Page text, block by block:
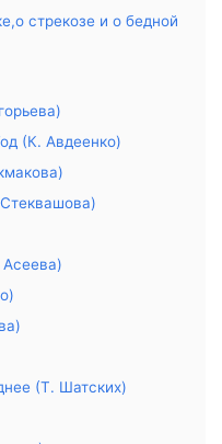
стрекозе и о бедной
(К. Авдеенко)
(Т. Шатских)